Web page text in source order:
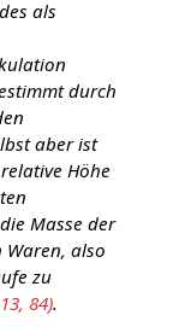
als
durch
aber ist
Höhe
Masse der
also
zu
84).